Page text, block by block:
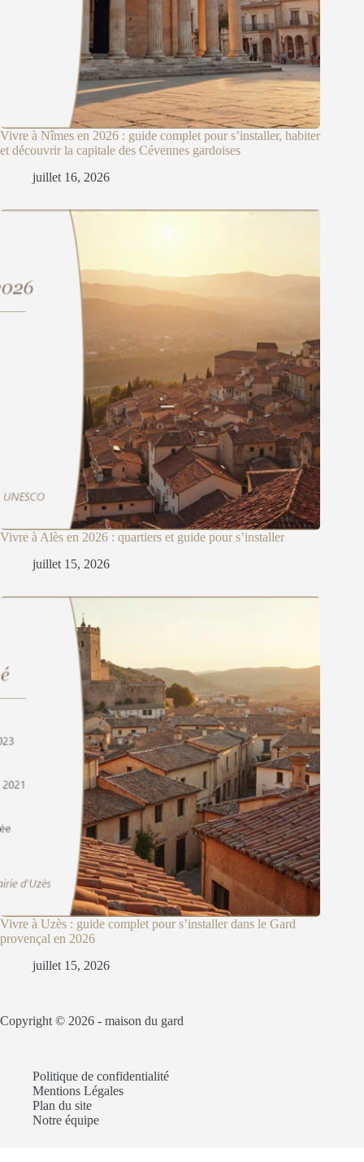
Vivre à Nîmes en 2026 : guide complet pour s’installer, habiter
et découvrir la capitale des Cévennes gardoises
juillet 16, 2026
Vivre à Alès en 2026 : quartiers et guide pour s’installer
juillet 15, 2026
Vivre à Uzès : guide complet pour s’installer dans le Gard
provençal en 2026
juillet 15, 2026
Copyright © 2026 - maison du gard
Politique de confidentialité
Mentions Légales
Plan du site
Notre équipe